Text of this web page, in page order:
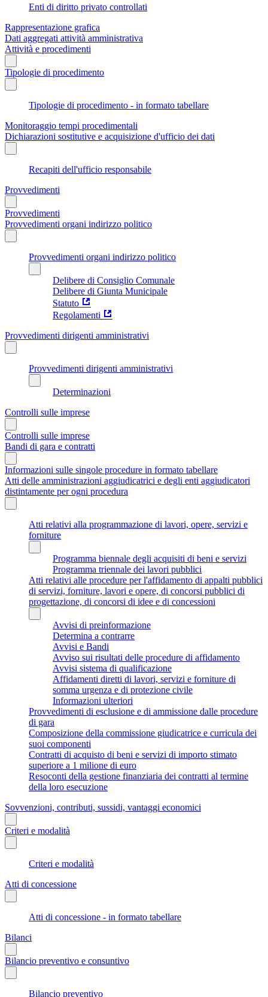
Enti di diritto privato controllati
Rappresentazione grafica
Dati aggregati attività amministrativa
Attività e procedimenti
Tipologie di procedimento
Tipologie di procedimento - in formato tabellare
Monitoraggio tempi procedimentali
Dichiarazioni sostitutive e acquisizione d'ufficio dei dati
Recapiti dell'ufficio responsabile
Provvedimenti
Provvedimenti
Provvedimenti organi indirizzo politico
Provvedimenti organi indirizzo politico
Delibere di Consiglio Comunale
Delibere di Giunta Municipale
Statuto
Regolamenti
Provvedimenti dirigenti amministrativi
Provvedimenti dirigenti amministrativi
Determinazioni
Controlli sulle imprese
Controlli sulle imprese
Bandi di gara e contratti
Informazioni sulle singole procedure in formato tabellare
Atti delle amministrazioni aggiudicatrici e degli enti aggiudicatori
distintamente per ogni procedura
Atti relativi alla programmazione di lavori, opere, servizi e
forniture
Programma biennale degli acquisiti di beni e servizi
Programma triennale dei lavori pubblici
Atti relativi alle procedure per l'affidamento di appalti pubblici
di servizi, forniture, lavori e opere, di concorsi pubblici di
progettazione, di concorsi di idee e di concessioni
Avvisi di preinformazione
Determina a contrarre
Avvisi e Bandi
Avviso sui risultati delle procedure di affidamento
Avvisi sistema di qualificazione
Affidamenti diretti di lavori, servizi e forniture di
somma urgenza e di protezione civile
Informazioni ulteriori
Provvedimenti di esclusione e di ammissione dalle procedure
di gara
Composizione della commissione giudicatrice e curricula dei
suoi componenti
Contratti di acquisto di beni e servizi di importo stimato
superiore a 1 milione di euro
Resoconti della gestione finanziaria dei contratti al termine
della loro esecuzione
Sovvenzioni, contributi, sussidi, vantaggi economici
Criteri e modalità
Criteri e modalità
Atti di concessione
Atti di concessione - in formato tabellare
Bilanci
Bilancio preventivo e consuntivo
Bilancio preventivo